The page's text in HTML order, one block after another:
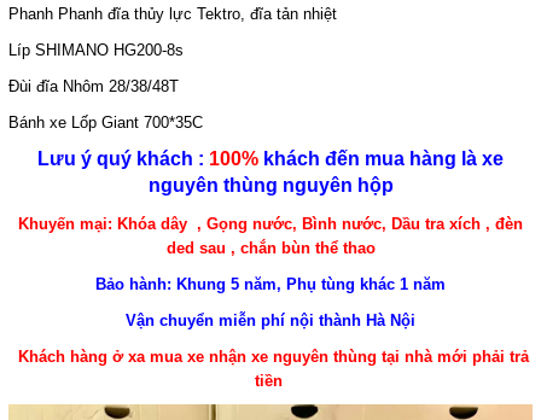
Phanh Phanh đĩa thủy lực Tektro, đĩa tản nhiệt
Líp SHIMANO HG200-8s
Đùi đĩa Nhôm 28/38/48T
Bánh xe Lốp Giant 700*35C
Lưu ý quý khách : 100% khách đến mua hàng là xe
nguyên thùng nguyên hộp
Khuyến mại: Khóa dây , Gọng nước, Bình nước, Dầu tra xích , đèn
ded sau , chắn bùn thể thao
Bảo hành: Khung 5 năm, Phụ tùng khác 1 năm
Vận chuyển miễn phí nội thành Hà Nội
Khách hàng ở xa mua xe nhận xe nguyên thùng tại nhà mới phải trả
tiền